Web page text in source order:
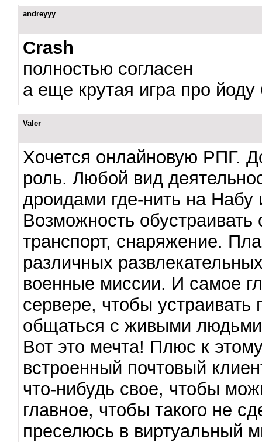
andreyyy
Crash
полностью согласен
а еще крутая игра про
Valer
Хочется онлайновую РПГ.
роль. Любой вид
дроидами где-нить на Набу
Возможность обустраивать
транспорт, снаряжение.
различных
военные миссии. И самое
сервере, чтобы
общаться с живыми людьми,
Вот это мечта! Плюс к
встроенный почтовый
что-нибудь свое, чтобы
главное, чтобы такого не
преселюсь в виртуальный